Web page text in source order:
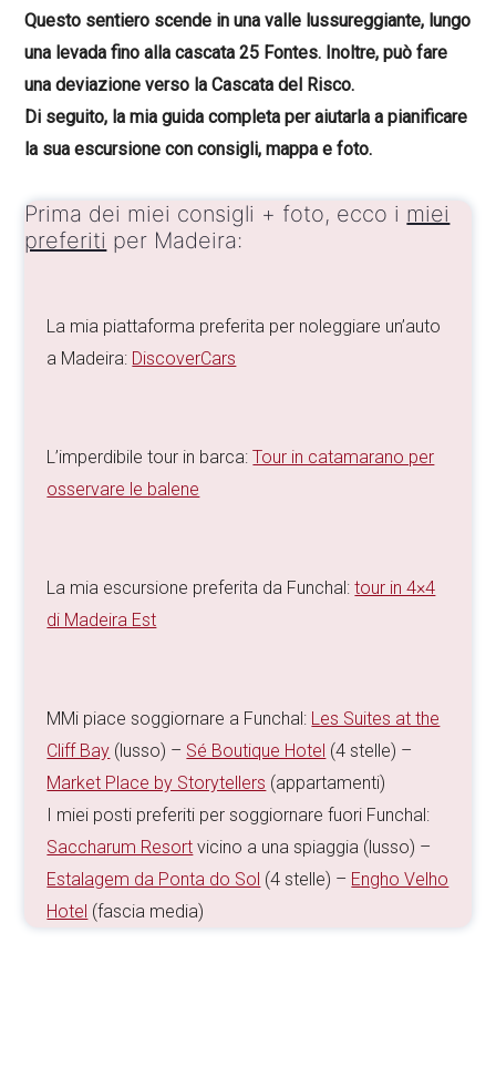
Questo sentiero scende in una valle lussureggiante, lungo
una levada fino alla cascata 25 Fontes. Inoltre, può fare
una deviazione verso la Cascata del Risco.
Di seguito, la mia guida completa per aiutarla a pianificare
la sua escursione con consigli, mappa e foto.
Prima dei miei consigli + foto, ecco i miei
preferiti per Madeira:
La mia piattaforma preferita per noleggiare un’auto
a Madeira: DiscoverCars
L’imperdibile tour in barca:Tour in catamarano per
osservare le balene
La mia escursione preferita da Funchal:tour in 4×4
di Madeira Est
MMi piace soggiornare a Funchal: Les Suites at the
Cliff Bay (lusso) – Sé Boutique Hotel (4 stelle) –
Market Place by Storytellers (appartamenti)
I miei posti preferiti per soggiornare fuori Funchal:
Saccharum Resort vicino a una spiaggia (lusso) –
Estalagem da Ponta do Sol (4 stelle) – Engho Velho
Hotel (fascia media)